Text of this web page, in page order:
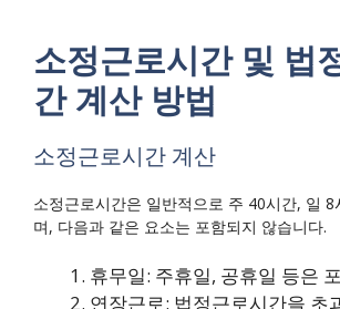
소정근로시간 및 법
간 계산 방법
소정근로시간 계산
소정근로시간은 일반적으로 주 40시간, 일 8
며, 다음과 같은 요소는 포함되지 않습니다.
휴무일: 주휴일, 공휴일 등은
연장근로: 법정근로시간을 초